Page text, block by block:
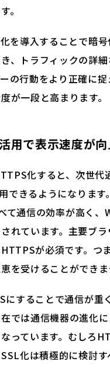
。
を導入することで暗
、トラフィックの詳
の行動をより正確に
が一段と高まります。
用で表示速度が向
化すると、次世代
できるようになりま
て通信の効率が高く、
れています。主要ブ
が必須です。つ
を受けることができま
にすることで通信が重
では通信機器の進化
っています。むしろ
化は積極的に検討